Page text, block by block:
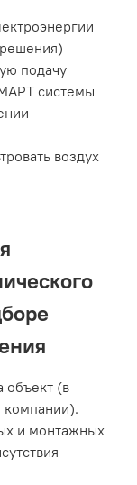
подачу
системы
воздух
объект (в
компании).
и монтажных